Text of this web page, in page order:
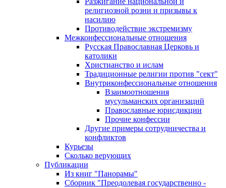
религиозной розни и призывы к
насилию
Противодействие экстремизму
Межконфессиональные отношения
Русская Православная Церковь и
католики
Христианство и ислам
Традиционные религии против "сект"
Внутриконфессиональные отношения
Взаимоотношения
мусульманских организаций
Православные юрисдикции
Прочие конфессии
Другие примеры сотрудничества и
конфликтов
Курьезы
Сколько верующих
Публикации
Из книг "Панорамы"
Сборник "Преодолевая государственно -